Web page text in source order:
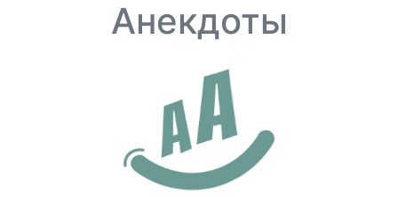
Анекдоты